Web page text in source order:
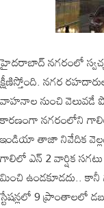
హైదరాబాద్ నగరంలో
క్షీణిస్తోంది. నగర
వాహనాల నుంచి వెలువడే
కారణంగా నగరంలోని
ఇండియా తాజా నివేదిక
గాలిలో ఎన్ 2 వార్షిక
మించి ఉండకూడదు..
స్టేషన్లలో 9 ప్రాంతాలలో